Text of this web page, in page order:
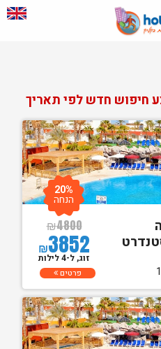
חיפוש חדש לפי תאריך
₪4800
₪3852
20%
הנחה
זוג, ל-4 לילות
פרטים